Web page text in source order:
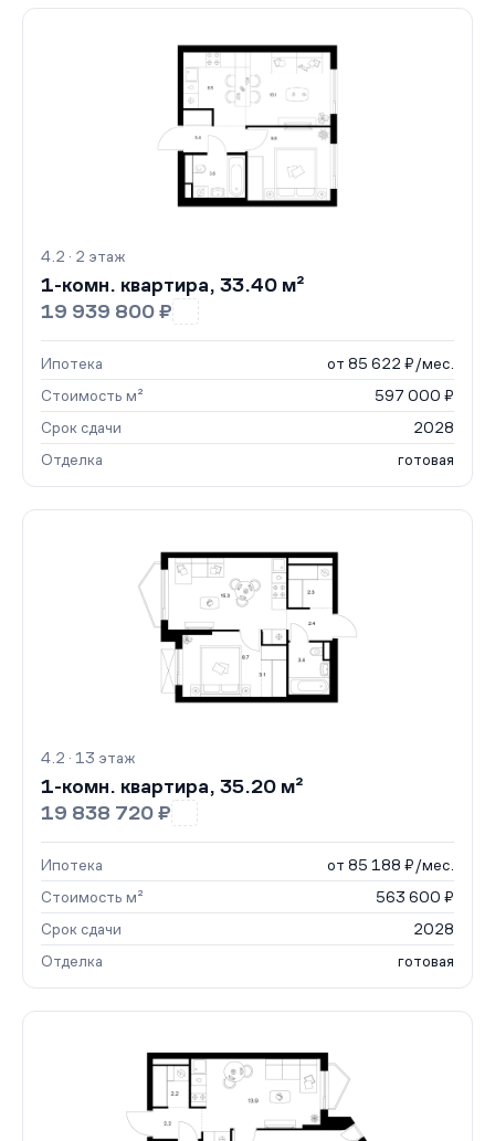
4.2 · 2 этаж
1-комн. квартира, 33.40 м²
19 939 800 ₽
Ипотека
от 85 622 ₽/мес.
Стоимость м²
597 000 ₽
Срок сдачи
2028
Отделка
готовая
4.2 · 13 этаж
1-комн. квартира, 35.20 м²
19 838 720 ₽
Ипотека
от 85 188 ₽/мес.
Стоимость м²
563 600 ₽
Срок сдачи
2028
Отделка
готовая